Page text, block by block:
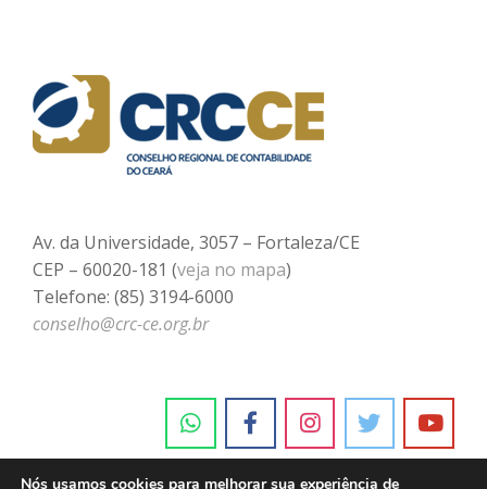
Av. da Universidade, 3057 – Fortaleza/CE
CEP – 60020-181 (veja no mapa)
Telefone: (85) 3194-6000
conselho@crc-ce.org.br
Nós usamos cookies para melhorar sua experiência de